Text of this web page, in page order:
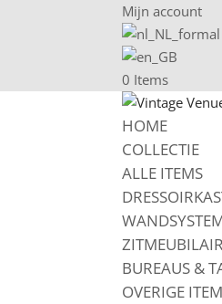
Mijn account
0 Items
HOME
COLLECTIE
ALLE ITEMS
ZITMEUBILAIR
BUREAUS &
OVERIGE